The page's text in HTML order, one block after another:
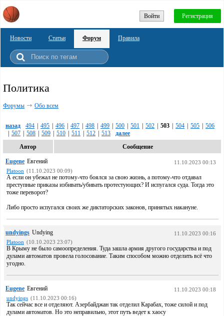
Войти Регистрация
Новости Статьи Форум Правила
Политика
Форумы Обо всем
назад 494 495 496 497 498 499 500 501 502 503 504 505
506
507 508 509 510 511 512 513
далее
Автор
Сообщение
Eugene Евгений
11.10.2023 00:13
Platoon (11.10.2023 00:09)
А если он убежал не потому-что боялся за свою жизнь, а потому-что отдавал
преступные приказы избивать/убивать протестующих? И испугался суда. Тогда это
тоже переворот?
Либо просто испугался своих же диктаторских законов, принятых накануне.
undyings Undying
11.10.2023 00:16
Platoon (10.10.2023 23:07)
В Крыму не было самоопределения. Туда зашла армия другого государства и под
дулами автоматов провела голосование. Таким способом можно отделить всё что
угодно.
Eugene Евгений
11.10.2023 00:18
undyings (11.10.2023 00:16)
Так сейчас все и отделяют. Азербайджан так отделил Карабах, тоже силой и под
дулами автоматов. Но это неправильно, этот путь ведет к хаосу